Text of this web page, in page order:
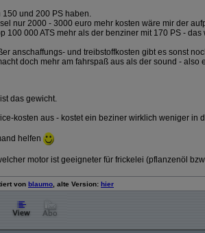
und 200 PS haben.
nur 2000 - 3000 euro mehr kosten wäre mir der
100 000 ATS mehr als der benziner mit 170 PS - das
anschaffungs- und treibstoffkosten gibt es sonst
doch mehr am fahrspaß aus als der sound - also
das gewicht.
kosten aus - kostet ein beziner wirklich weniger in
helfen
motor ist geeigneter für frickelei (pflanzenöl
von blaumo , alte Version: hier